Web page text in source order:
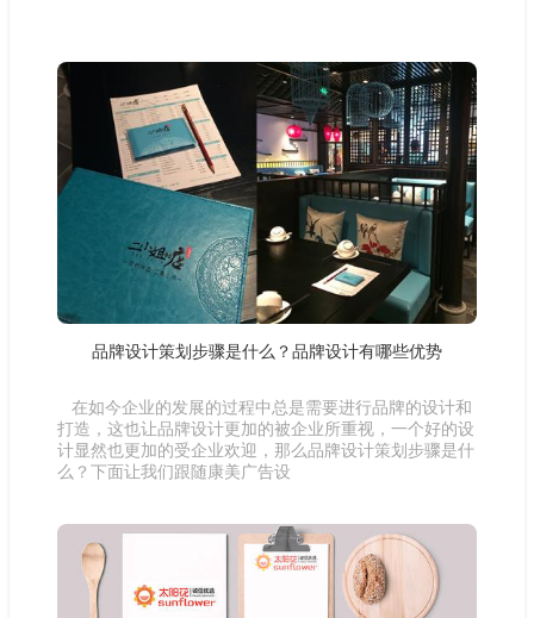
品牌设计策划步骤是什么？品牌设计有哪些优势
在如今企业的发展的过程中总是需要进行品牌的设计和
打造，这也让品牌设计更加的被企业所重视，一个好的设
计显然也更加的受企业欢迎，那么品牌设计策划步骤是什
么？下面让我们跟随康美广告设